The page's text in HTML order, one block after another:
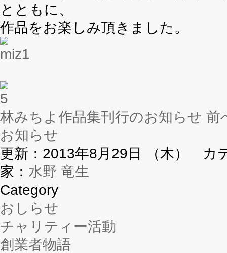
とともに、
作品をお楽しみ頂きました。
林みちよ作品集刊行のお知らせ 前
お知らせ
更新：2013年8月29日 （木） カ
家： 水野 竜生
Category
おしらせ
チャリティー活動
創業者物語